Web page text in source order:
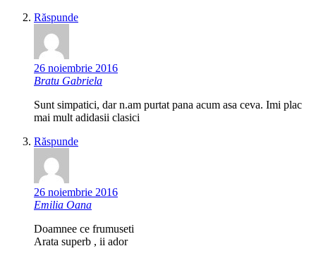
Răspunde
26 noiembrie 2016
Bratu Gabriela
Sunt simpatici, dar n.am purtat pana acum asa ceva. Imi plac
mai mult adidasii clasici
Răspunde
26 noiembrie 2016
Emilia Oana
Doamnee ce frumuseti
Arata superb , ii ador